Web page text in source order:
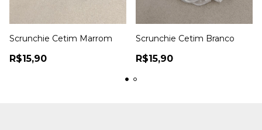
Scrunchie Cetim Marrom
R$15,90
Scrunchie Cetim Branco
R$15,90